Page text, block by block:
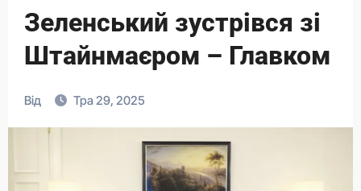
Зеленський зустрівся зі
Штайнмаєром – Главком
Від Тра 29, 2025